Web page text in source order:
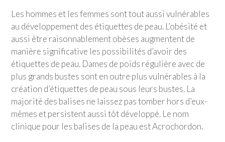
Les hommes et les femmes sont tout aussi vulnérables
au développement des étiquettes de peau. L’obésité et
aussi être raisonnablement obèses augmentent de
manière significative les possibilités d’avoir des
étiquettes de peau. Dames de poids régulière avec de
plus grands bustes sont en outre plus vulnérables à la
création d’étiquettes de peau sous leurs bustes. La
majorité des balises ne laissez pas tomber hors d’eux-
mêmes et persistent aussi tôt développé. Le nom
clinique pour les balises de la peau est Acrochordon.